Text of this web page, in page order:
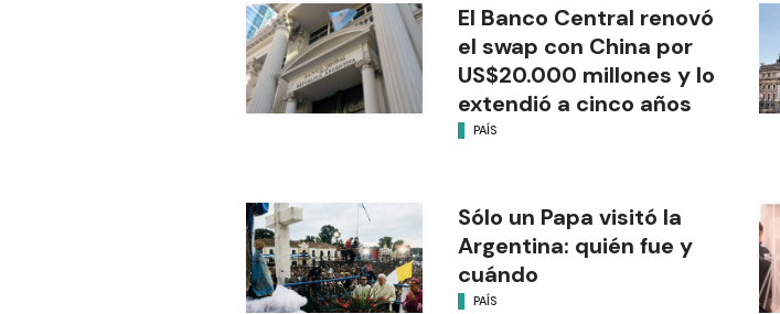
El Banco Central renovó
el swap con China por
US$20.000 millones y lo
extendió a cinco años
PAÍS
Sólo un Papa visitó la
Argentina: quién fue y
cuándo
PAÍS